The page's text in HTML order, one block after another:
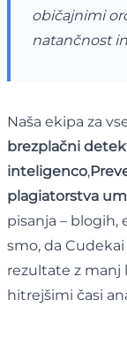
običajnimi
natančnost
Naša ekipa za
brezplačni
inteligenco,
plagiatorstva
pisanja – blogih,
smo, da
rezultate z manj
hitrejšimi časi